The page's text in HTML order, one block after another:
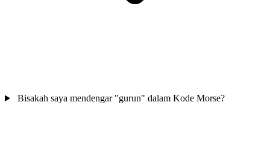
Bisakah saya mendengar "gurun" dalam Kode Morse?